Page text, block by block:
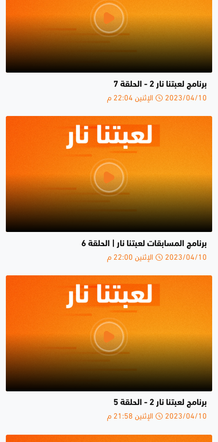
برنامج لعبتنا نار 2 - الحلقة 7
2023/04/10 الإثنين 22:04 م
برنامج المسابقات لعبتنا نار | الحلقة 6
2023/04/10 الإثنين 22:00 م
برنامج لعبتنا نار 2 - الحلقة 5
2023/04/10 الإثنين 21:58 م